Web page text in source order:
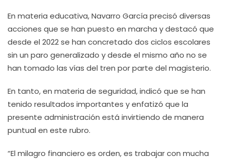
En materia educativa, Navarro García precisó diversas
acciones que se han puesto en marcha y destacó que
desde el 2022 se han concretado dos ciclos escolares
sin un paro generalizado y desde el mismo año no se
han tomado las vías del tren por parte del magisterio.
En tanto, en materia de seguridad, indicó que se han
tenido resultados importantes y enfatizó que la
presente administración está invirtiendo de manera
puntual en este rubro.
“El milagro financiero es orden, es trabajar con mucha